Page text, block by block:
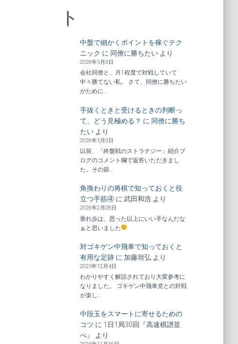
ト
中盤で細かくポイントを稼ぐテク
ニック に 同僚に勝ちたいより
2026年5月3日
会社同僚と、月1程度で対戦していて
中々勝てない私。 さて、同僚に勝ちたい
がために…
手抜くときと受けるときの判断っ
て、どう見極める？ に 同僚に勝ち
たいより
2026年5月3日
以前、「終盤戦のストラテジー」紹介ブ
ログのコメント欄で返答いただきまし
た。その節…
角換わりの将棋で知っておくと役
立つ手筋④に 武田和浩より
2026年2月28日
垂れ歩は、思った以上にいい手なんだな
ぁと思いました
対ゴキゲン中飛車で知っておくと
有用な定跡に 加藤坦弘 より
2025年12月4日
わかりやすく解説されており大変参考に
なりました。 ゴキゲン中飛車党との対戦
が楽し…
中段玉をスマートに寄せるための
コツ に 1日1局30回『高速棋譜並
べ』
より